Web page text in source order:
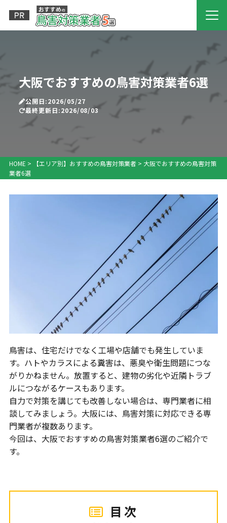
大阪でおすすめの鳥害対策業者6選
公開日:2026/05/27
最終更新日:2026/08/03
HOME > 【エリア別】おすすめの鳥害対策業者> 大阪でおすすめの鳥害対策
業者6選
鳥害は、住宅だけでなく工場や店舗でも発生していま
す。ハトやカラスによる糞害は、悪臭や衛生問題につな
がりかねません。放置すると、建物の劣化や近隣トラブ
ルにつながるケースもあります。
自力で対策を講じても改善しない場合は、専門業者に相
談してみましょう。大阪には、鳥害対策に対応できる専
門業者が複数あります。
今回は、大阪でおすすめの鳥害対策業者6選のご紹介で
す。
目次